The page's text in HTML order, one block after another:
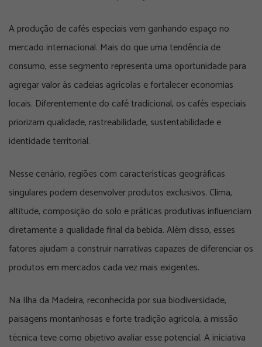
A produção de cafés especiais vem ganhando espaço no
mercado internacional. Mais do que uma tendência de
consumo, esse segmento representa uma oportunidade para
agregar valor às cadeias agrícolas e fortalecer economias
locais. Diferentemente do café tradicional, os cafés especiais
priorizam qualidade, rastreabilidade, sustentabilidade e
identidade territorial.
Nesse cenário, regiões com características geográficas
singulares podem desenvolver produtos exclusivos. Clima,
altitude, composição do solo e práticas produtivas influenciam
diretamente a qualidade final da bebida. Além disso, esses
fatores ajudam a construir narrativas capazes de diferenciar os
produtos em mercados cada vez mais exigentes.
Na Ilha da Madeira, reconhecida por sua biodiversidade,
paisagens montanhosas e forte tradição agrícola, a missão
técnica teve como objetivo avaliar esse potencial. A iniciativa